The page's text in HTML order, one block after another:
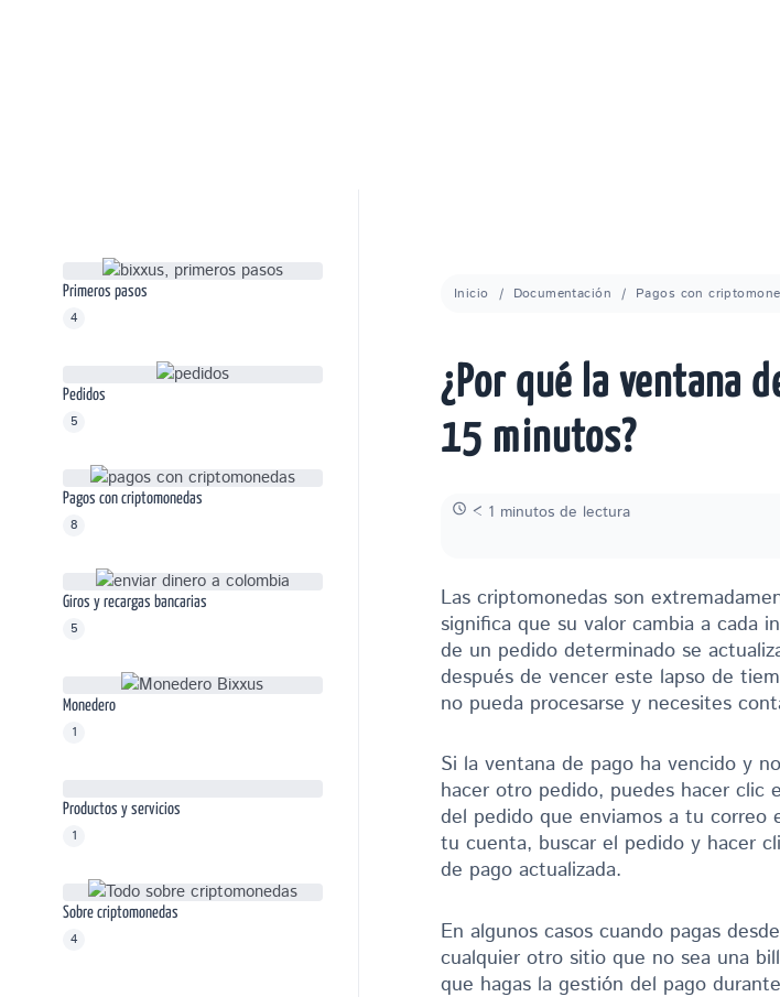
Primeros pasos
4
Pedidos
5
Pagos con criptomonedas
8
Giros y recargas bancarias
5
Monedero
1
Productos y servicios
1
Sobre criptomonedas
4
Inicio Documentación Pagos con
¿Por qué la ventana
15 minutos?
< 1 minutos de lectura
Las criptomonedas son
significa que su valor cambia a cada
de un pedido determinado se
después de vencer este lapso de
no pueda procesarse y necesites
Si la ventana de pago ha vencido y
hacer otro pedido, puedes hacer clic
del pedido que enviamos a tu correo
tu cuenta, buscar el pedido y hacer
de pago actualizada.
En algunos casos cuando pagas
cualquier otro sitio que no sea una
que hagas la gestión del pago